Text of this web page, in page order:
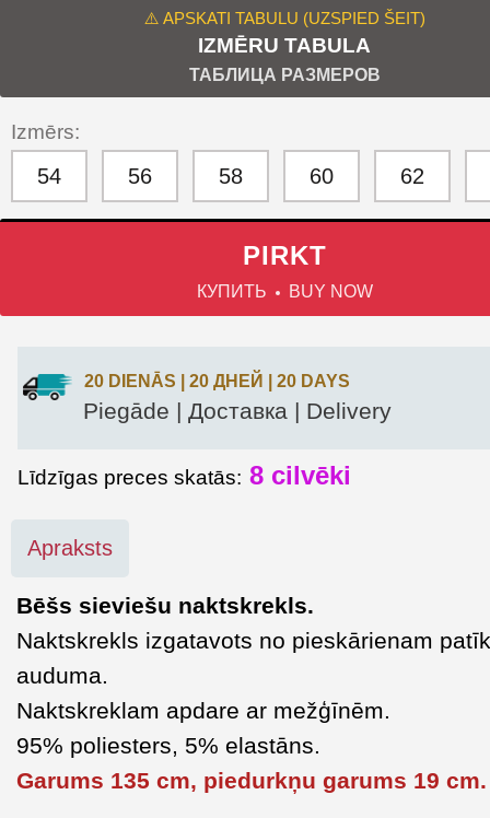
⚠️ APSKATI TABULU (UZSPIED ŠEIT)
IZMĒRU TABULA
ТАБЛИЦА РАЗМЕРОВ
Izmērs:
54 56 58 60 62
PIRKT
КУПИТЬ BUY NOW
20 DIENĀS | 20 ДНЕЙ | 20 DAYS
Piegāde | Доставка | Delivery
Līdzīgas preces skatās: 8 cilvēki
Apraksts
Bēšs sieviešu naktskrekls.
Naktskrekls izgatavots no pieskārienam
auduma.
Naktskreklam apdare ar mežģīnēm.
95% poliesters, 5% elastāns.
Garums 135 cm, piedurkņu garums 19 cm.